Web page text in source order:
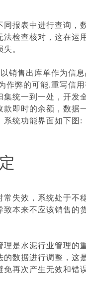
报表中进行查询，
检查核对，这在运
。
以销售出库单作为信
作弊的可能.重写信
统一到一处，开发
即时的余额，数据
统功能界面如下图 :
失效，系统处于不
本来不应该销售的
是水泥行业管理的
数据进行调整，这
再次产生无效和错